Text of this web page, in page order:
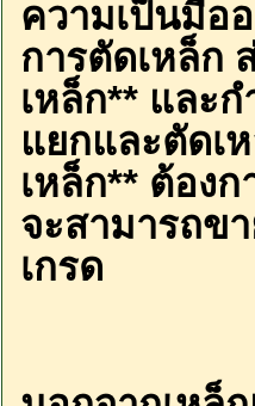
ความเป็นมือ
การตัดเหล็ก
เหล็ก** และ
แยกและตัดเ
เหล็ก** ต้องก
จะสามารถข
เกรด